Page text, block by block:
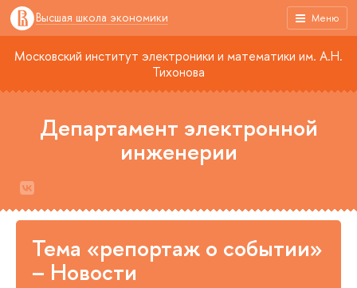
Меню
Высшая школа экономики
Московский институт электроники и математики им. А.Н.
Тихонова
Департамент электронной
инженерии
Тема «репортаж о событии»
– Новости